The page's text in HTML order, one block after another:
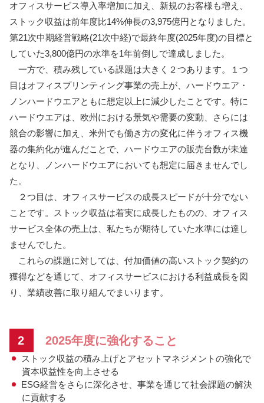
オフィスサービス導入率増加に加え、新規のお客様も増え、
ストック収益は前年度比14%伸長の3,975億円となりました。
第21次中期経営戦略(21次中経)で最終年度(2025年度)の目標と
していた3,800億円の水準を1年前倒しで達成しました。
一方で、積み残している課題は大きく２つあります。１つ
目はオフィスプリンティング事業の売上が、ハードウエア・
ノンハードウエアともに想定以上に減少したことです。特に
ハードウエアは、欧州における景気や需要の変動、さらには
競合の影響に加え、米州でも働き方の変化に伴うオフィス機
器の集約化が進んだことで、ハードウエアの販売台数が未達
となり、ノンハードウエアにおいても想定に届きませんでし
た。
２つ目は、オフィスサービスの成長スピードが十分でない
ことです。ストック収益は着実に成長したものの、オフィス
サービス全体の売上は、私たちが期待していた水準には達し
ませんでした。
これらの課題に対しては、付加価値の高いストック契約の
獲得などを通じて、オフィスサービスにおける利益成長を図
り、業績改善に取り組んでまいります。
2 2025年度に強化すること
ストック収益の積み上げとアセットマネジメントの強化で
資本収益性を向上させる
ESG経営をさらに深化させ、事業を通じて社会課題の解決
に貢献する